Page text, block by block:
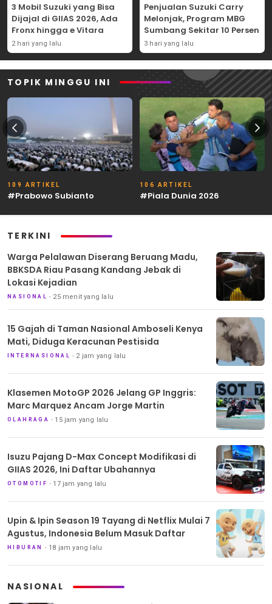
3 Mobil Suzuki yang Bisa
Dijajal di GIIAS 2026, Ada
Fronx hingga e Vitara
2 hari yang lalu
Penjualan Suzuki Carry
Melonjak, Program MBG
Sumbang Sekitar 10 Persen
3 hari yang lalu
TOPIK MINGGU INI
109 ARTIKEL
#Prabowo Subianto
106 ARTIKEL
#Piala Dunia 2026
TERKINI
Warga Pelalawan Diserang Beruang Madu,
BBKSDA Riau Pasang Kandang Jebak di
Lokasi Kejadian
NASIONAL 25 menit yang lalu
15 Gajah di Taman Nasional Amboseli Kenya
Mati, Diduga Keracunan Pestisida
INTERNASIONAL 2 jam yang lalu
Klasemen MotoGP 2026 Jelang GP Inggris:
Marc Marquez Ancam Jorge Martin
OLAHRAGA 15 jam yang lalu
Isuzu Pajang D-Max Concept Modifikasi di
GIIAS 2026, Ini Daftar Ubahannya
OTOMOTIF 17 jam yang lalu
Upin & Ipin Season 19 Tayang di Netflix Mulai 7
Agustus, Indonesia Belum Masuk Daftar
HIBURAN 18 jam yang lalu
NASIONAL